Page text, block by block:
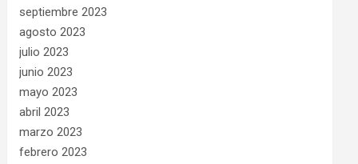
septiembre 2023
agosto 2023
julio 2023
junio 2023
mayo 2023
abril 2023
marzo 2023
febrero 2023